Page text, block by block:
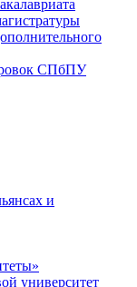
СПбПУ
и
университет